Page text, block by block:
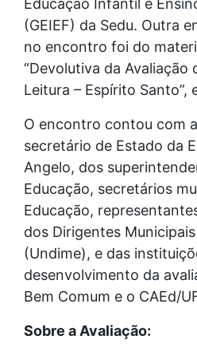
Educação Infantil e
(GEIEF) da Sedu. Outra
no encontro foi do
“Devolutiva da Avaliação
Leitura – Espírito Santo”,
O encontro contou com
secretário de Estado da
Angelo, dos
Educação, secretários
Educação,
dos Dirigentes
(Undime), e das
desenvolvimento da
Bem Comum e o CAEd/
Sobre a Avaliação: